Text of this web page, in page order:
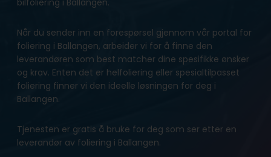
Når du sender inn en forespørsel gjennom vår portal for
foliering i Ballangen, arbeider vi for å finne den
leverandøren som best matcher dine spesifikke ønsker
og krav. Enten det er helfoliering eller spesialtilpasset
foliering finner vi den ideelle løsningen for deg i
Ballangen.
Tjenesten er gratis å bruke for deg som ser etter en
leverandør av foliering i Ballangen.